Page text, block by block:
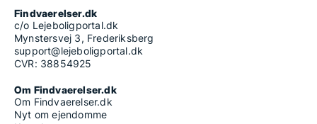
Findvaerelser.dk
c/o Lejeboligportal.dk
Mynstersvej 3, Frederiksberg
support@lejeboligportal.dk
CVR: 38854925
Om Findvaerelser.dk
Om Findvaerelser.dk
Nyt om ejendomme